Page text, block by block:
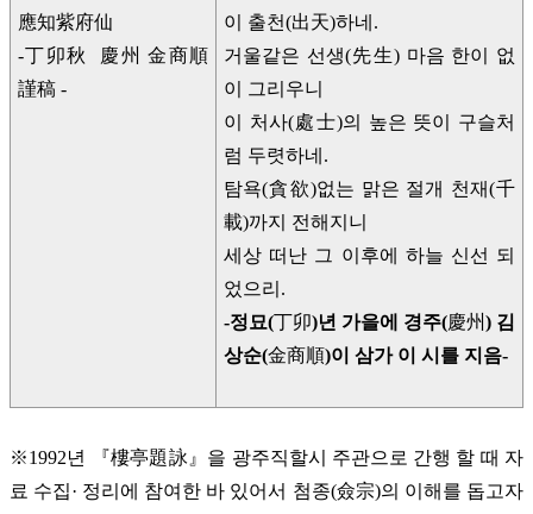
應知紫府仙
-丁卯秋 慶州 金商順
謹稿 -
이 출천(出天)하네.
거울같은 선생(先生) 마음 한이 없
이 그리우니
이 처사(處士)의 높은 뜻이 구슬처
럼 두렷하네.
탐욕(貪欲)없는 맑은 절개 천재(千
載)까지 전해지니
세상 떠난 그 이후에 하늘 신선 되
었으리.
-정묘(丁卯)년 가을에 경주(慶州) 김
상순(金商順)이 삼가 이 시를 지음-
※1992년 『樓亭題詠』을 광주직할시 주관으로 간행 할 때 자
료 수집· 정리에 참여한 바 있어서 첨종(僉宗)의 이해를 돕고자